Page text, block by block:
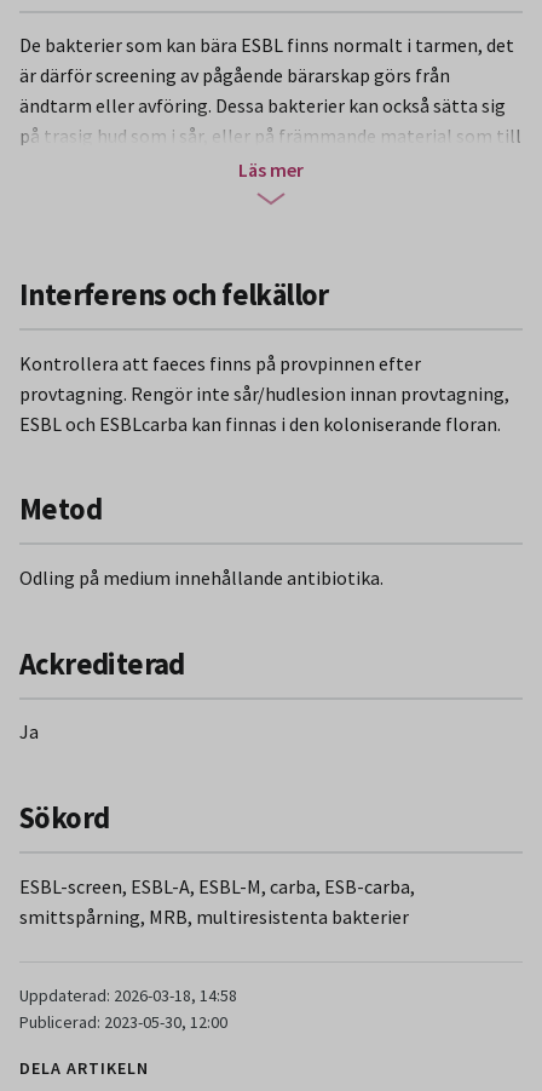
De bakterier som kan bära ESBL finns normalt i tarmen, det
är därför screening av pågående bärarskap görs från
ändtarm eller avföring. Dessa bakterier kan också sätta sig
på trasig hud som i sår, eller på främmande material som till
exempel PVK, CVK och KAD.
betalaktamas som bryter ned cefotaxim och/eller
ceftazidim och/eller karbapenemer OCH genen som kodar
samma art och mellan
olika arter.
Escherischa coli
förekommer normalt i tarmfloran (kolonisation) hos friska
människor utan att orsaka infektion, men kan även orsaka
ESBL och ESBLcarba är anmälningspliktiga för läkare vid
laboratorium. För ESBLcarba gäller även klinisk anmälnings-
Inom vården kan bristande följsamhet till basala
utrustning/instrument kan bidra till spridningen och
överbeläggningar är en riskfaktor.
Läs mer
Interferens och felkällor
Kontrollera att faeces finns på provpinnen efter
provtagning. Rengör inte sår/hudlesion innan provtagning,
ESBL och ESBLcarba kan finnas i den koloniserande floran.
Metod
Odling på medium innehållande antibiotika.
Ackrediterad
Ja
Sökord
ESBL-screen, ESBL-A, ESBL-M, carba, ESB-carba,
smittspårning, MRB, multiresistenta bakterier
Uppdaterad: 2026-03-18, 14:58
Publicerad: 2023-05-30, 12:00
DELA ARTIKELN